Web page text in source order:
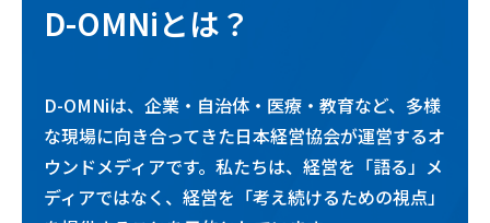
D-OMNiとは？
D-OMNiは、企業・自治体・医療・教育など、多様
な現場に向き合ってきた日本経営協会が運営するオ
ウンドメディアです。私たちは、経営を「語る」メ
ディアではなく、経営を「考え続けるための視点」